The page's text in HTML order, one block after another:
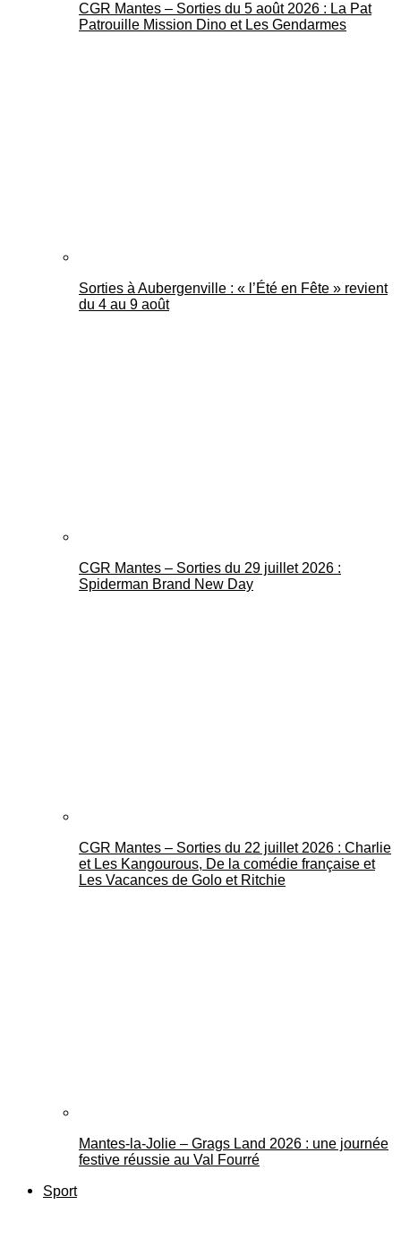
CGR Mantes – Sorties du 5 août 2026 : La Pat
Patrouille Mission Dino et Les Gendarmes
Sorties à Aubergenville : « l’Été en Fête » revient
du 4 au 9 août
CGR Mantes – Sorties du 29 juillet 2026 :
Spiderman Brand New Day
CGR Mantes – Sorties du 22 juillet 2026 : Charlie
et Les Kangourous, De la comédie française et
Les Vacances de Golo et Ritchie
Mantes-la-Jolie – Grags Land 2026 : une journée
festive réussie au Val Fourré
Sport